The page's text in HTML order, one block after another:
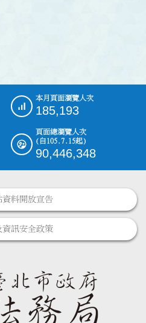
本月頁面瀏覽人次
185,193
頁面總瀏覽人次
(自105.7.15起)
90,446,348
資料開放宣告
資訊安全政策